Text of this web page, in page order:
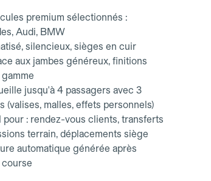
premium sélectionnés :
Audi, BMW
silencieux, sièges en cuir
aux jambes généreux, finitions
jusqu'à 4 passagers avec 3
(valises, malles, effets personnels)
pour : rendez-vous clients, transferts
terrain, déplacements siège
automatique générée après